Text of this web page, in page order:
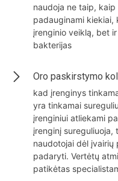
naudoja ne taip,
padauginami kiekiai,
įrenginio veiklą, bet
bakterijas
Oro paskirstymo
kad įrenginys
yra tinkamai
įrenginiui atliekami
įrenginį
naudotojai dėl
padaryti. Vertėtų
patikėtas